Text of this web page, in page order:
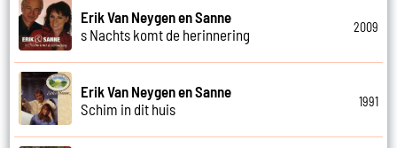
Erik Van Neygen en Sanne
s Nachts komt de herinnering
2009
Erik Van Neygen en Sanne
Schim in dit huis
1991